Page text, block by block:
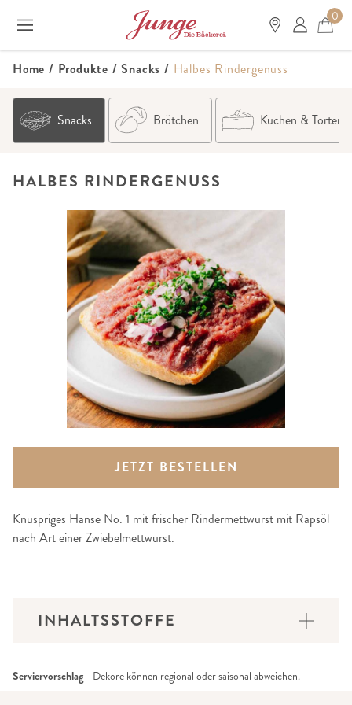
0
Home / Produkte /Snacks / Halbes Rindergenuss
Snacks Brötchen Kuchen & Torten
HALBES RINDERGENUSS
JETZT BESTELLEN
Knuspriges Hanse No. 1 mit frischer Rindermettwurst mit Rapsöl
nach Art einer Zwiebelmettwurst.
INHALTSSTOFFE
Serviervorschlag - Dekore können regional oder saisonal abweichen.